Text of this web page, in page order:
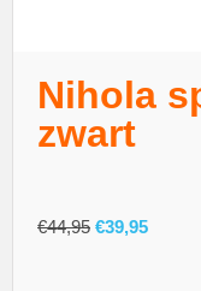
Nihola
zwart
€44,95 €39,95